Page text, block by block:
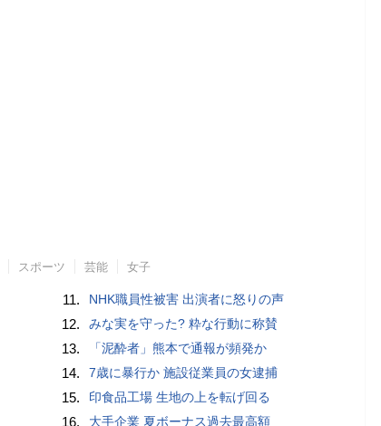
スポーツ 芸能 女子
11. NHK職員性被害 出演者に怒りの声
12. みな実を守った? 粋な行動に称賛
13. 「泥酔者」熊本で通報が頻発か
14. 7歳に暴行か 施設従業員の女逮捕
15. 印食品工場 生地の上を転げ回る
16. 大手企業 夏ボーナス過去最高額